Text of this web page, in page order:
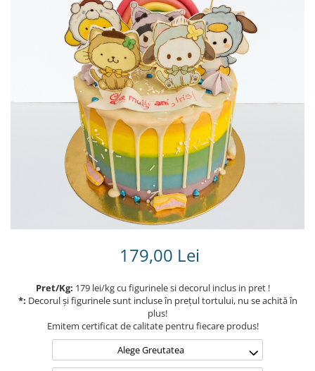
Torturi in frosting- crema pentru
Torturi cu flori
Tortulețe 1.7 kg - 2 kg
179,00 Lei
Pret/Kg: 179 lei/kg cu figurinele si decorul inclus in pret !
*: Decorul și figurinele sunt incluse în prețul tortului, nu se achită în
plus!
Emitem certificat de calitate pentru fiecare produs!
Alege Greutatea